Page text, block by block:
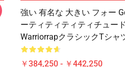
強い 有名な 大きい フォー
ーティティティティチュード
WarriorrapクラシックTシャ
￥384,250 - ￥442,250